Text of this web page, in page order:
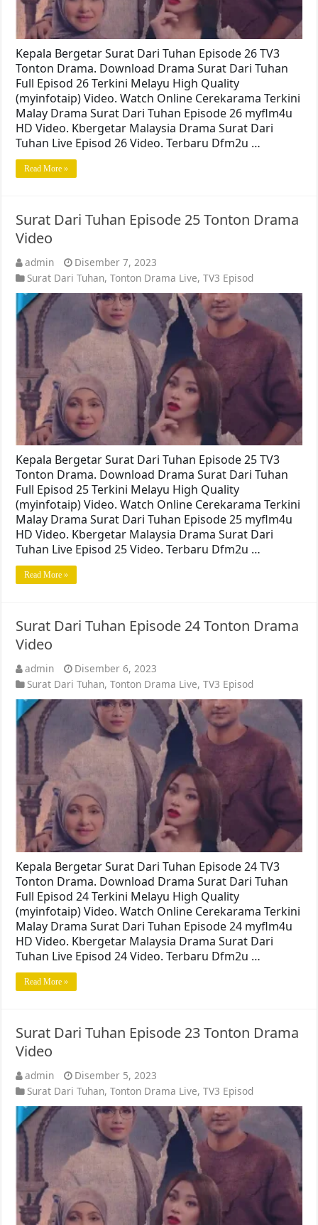
Kepala Bergetar Surat Dari Tuhan Episode 26 TV3
Tonton Drama. Download Drama Surat Dari Tuhan
Full Episod 26 Terkini Melayu High Quality
(myinfotaip) Video. Watch Online Cerekarama Terkini
Malay Drama Surat Dari Tuhan Episode 26 myflm4u
HD Video. Kbergetar Malaysia Drama Surat Dari
Tuhan Live Episod 26 Video. Terbaru Dfm2u …
Read More »
Surat Dari Tuhan Episode 25 Tonton Drama
Video
admin
Disember 7, 2023
Surat Dari Tuhan,Tonton Drama Live,TV3 Episod
Kepala Bergetar Surat Dari Tuhan Episode 25 TV3
Tonton Drama. Download Drama Surat Dari Tuhan
Full Episod 25 Terkini Melayu High Quality
(myinfotaip) Video. Watch Online Cerekarama Terkini
Malay Drama Surat Dari Tuhan Episode 25 myflm4u
HD Video. Kbergetar Malaysia Drama Surat Dari
Tuhan Live Episod 25 Video. Terbaru Dfm2u …
Read More »
Surat Dari Tuhan Episode 24 Tonton Drama
Video
admin
Disember 6, 2023
Surat Dari Tuhan,Tonton Drama Live,TV3 Episod
Kepala Bergetar Surat Dari Tuhan Episode 24 TV3
Tonton Drama. Download Drama Surat Dari Tuhan
Full Episod 24 Terkini Melayu High Quality
(myinfotaip) Video. Watch Online Cerekarama Terkini
Malay Drama Surat Dari Tuhan Episode 24 myflm4u
HD Video. Kbergetar Malaysia Drama Surat Dari
Tuhan Live Episod 24 Video. Terbaru Dfm2u …
Read More »
Surat Dari Tuhan Episode 23 Tonton Drama
Video
admin
Disember 5, 2023
Surat Dari Tuhan,Tonton Drama Live,TV3 Episod